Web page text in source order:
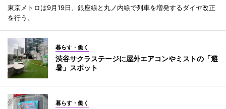
東京メトロは9月19日、銀座線と丸ノ内線で列車を増発するダイヤ改正
を行う。
暮らす・働く
渋谷サクラステージに屋外エアコンやミストの「避
暑」スポット
暮らす・働く